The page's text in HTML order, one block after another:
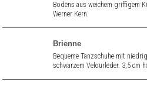
Bodens aus weichem griffigem
Werner Kern.
Brienne
Bequeme Tanzschuhe mit
schwarzem Velourleder. 3,5 cm